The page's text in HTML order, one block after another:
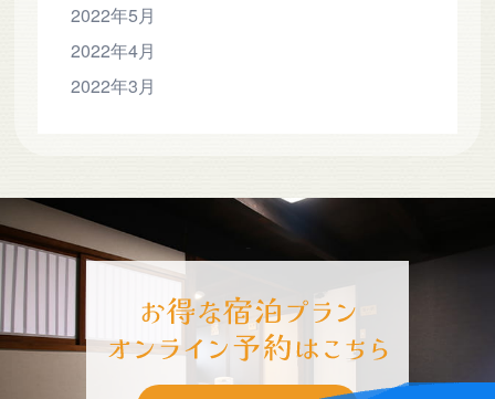
2022年5月
2022年4月
2022年3月